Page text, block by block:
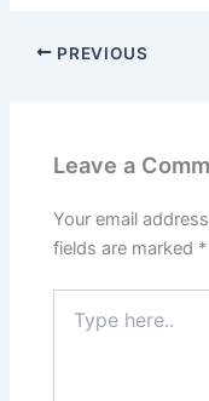
PREVIOUS
Leave a
Your email
fields are marked *
here..